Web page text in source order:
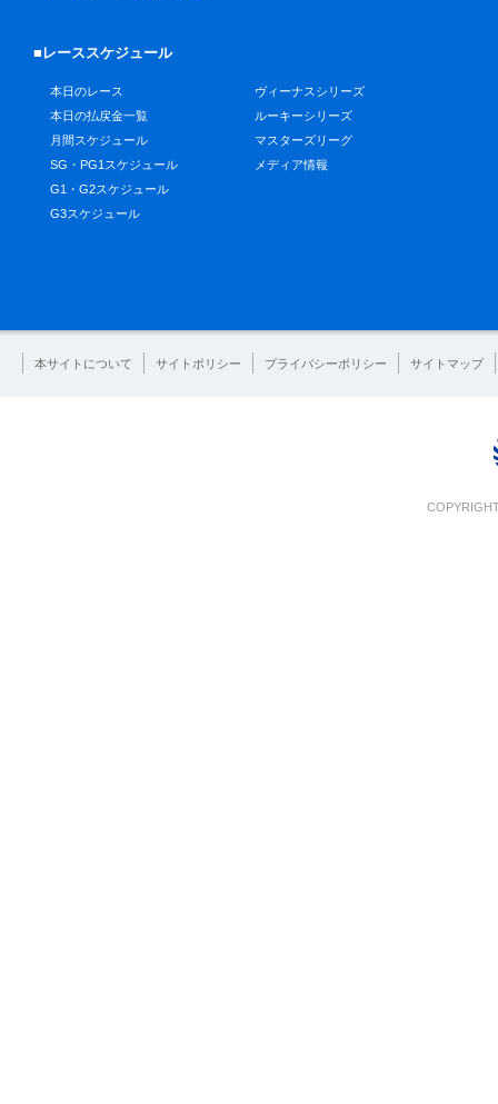
■レーススケジュール
本日のレース
本日の払戻金一覧
月間スケジュール
SG・PG1スケジュール
G1・G2スケジュール
G3スケジュール
ヴィーナスシリーズ
ルーキーシリーズ
マスターズリーグ
メディア情報
本サイトについて サイトポリシー プライバシーポリシー サイトマップ